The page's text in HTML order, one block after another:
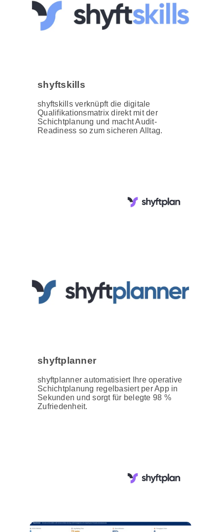
shyftskills
shyftskills verknüpft die digitale
Qualifikationsmatrix direkt mit der
Schichtplanung und macht Audit-
Readiness so zum sicheren Alltag.
shyftplanner
shyftplanner automatisiert Ihre operative
Schichtplanung regelbasiert per App in
Sekunden und sorgt für belegte 98 %
Zufriedenheit.